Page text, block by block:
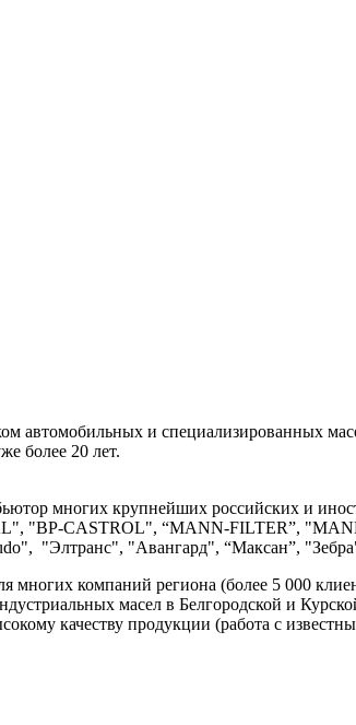
и специализированных
более 20 лет.
многих крупнейших российских
CASTROL", “MANN-FILTER”,
"Элтранс", "Авангард", “Максан”,
компаний региона (более 5 000
масел в Белгородской и
качеству продукции (работа с